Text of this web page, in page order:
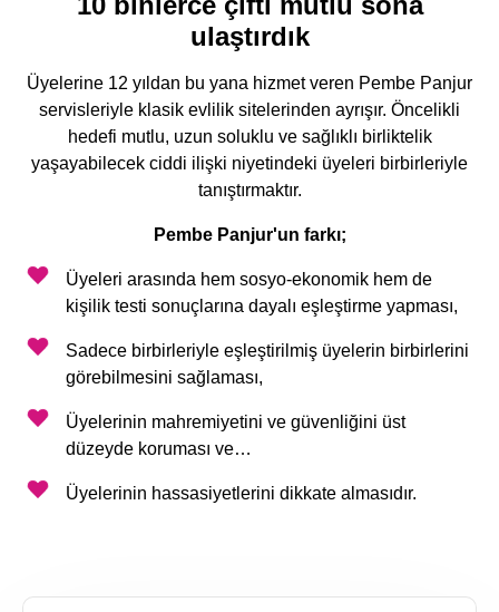
ulaştırdık
Üyelerine 12 yıldan bu yana hizmet veren Pembe Panjur
servisleriyle klasik evlilik sitelerinden ayrışır. Öncelikli
hedefi mutlu, uzun soluklu ve sağlıklı birliktelik
yaşayabilecek ciddi ilişki niyetindeki üyeleri birbirleriyle
tanıştırmaktır.
Pembe Panjur'un farkı;
Üyeleri arasında hem sosyo-ekonomik hem de
kişilik testi sonuçlarına dayalı eşleştirme yapması,
Sadece birbirleriyle eşleştirilmiş üyelerin birbirlerini
görebilmesini sağlaması,
Üyelerinin mahremiyetini ve güvenliğini üst
düzeyde koruması ve…
Üyelerinin hassasiyetlerini dikkate almasıdır.